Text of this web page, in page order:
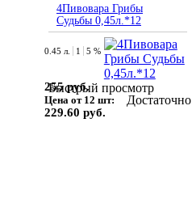
4Пивовара Грибы
Судьбы 0,45л.*12
Быстрый просмотр
0.45 л. 1 5 %
255 руб.
Цена от 12 шт:
229.60 руб.
Достаточно